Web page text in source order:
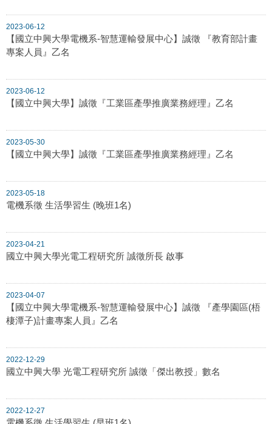
2023-06-12
【國立中興大學電機系-智慧運輸發展中心】誠徵 『教育部計畫
專案人員』乙名
2023-06-12
【國立中興大學】誠徵『工業區產學推廣業務經理』乙名
2023-05-30
【國立中興大學】誠徵『工業區產學推廣業務經理』乙名
2023-05-18
電機系徵 生活學習生 (晚班1名)
2023-04-21
國立中興大學光電工程研究所 誠徵所長 啟事
2023-04-07
【國立中興大學電機系-智慧運輸發展中心】誠徵 『產學園區(梧
棲潭子)計畫專案人員』乙名
2022-12-29
國立中興大學 光電工程研究所 誠徵「傑出教授」數名
2022-12-27